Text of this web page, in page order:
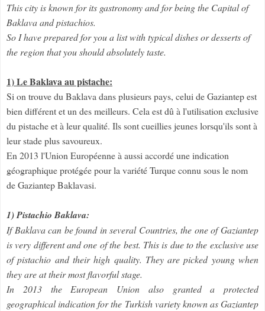
This city is known for its gastronomy and for being the Capital of
Baklava and pistachios.
So I have prepared for you a list with typical dishes or desserts of
the region that you should absolutely taste.
1) Le Baklava au pistache:
Si on trouve du Baklava dans plusieurs pays, celui de Gaziantep est
bien différent et un des meilleurs. Cela est dû à l'utilisation exclusive
du pistache et à leur qualité. Ils sont cueillies jeunes lorsqu'ils sont à
leur stade plus savoureux.
En 2013 l'Union Européenne à aussi accordé une indication
géographique protégée pour la variété Turque connu sous le nom
de Gaziantep Baklavasi.
1) Pistachio Baklava:
If Baklava can be found in several Countries, the one of Gaziantep
is very different and one of the best. This is due to the exclusive use
of pistachio and their high quality. They are picked young when
they are at their most flavorful stage.
In 2013 the European Union also granted a protected
geographical indication for the Turkish variety known as Gaziantep